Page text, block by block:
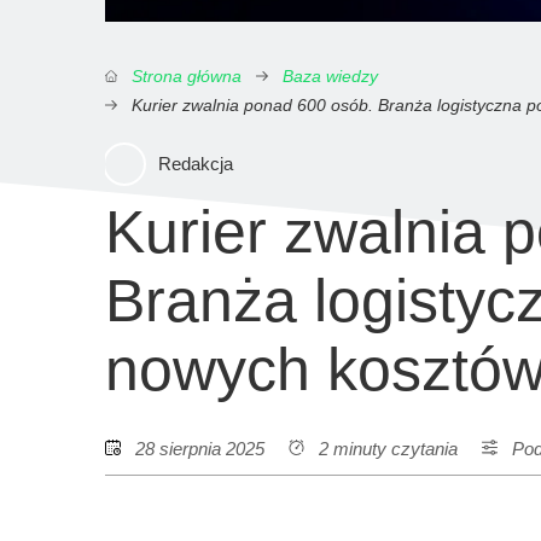
Strona główna
Baza wiedzy
Kurier zwalnia ponad 600 osób. Branża logistyczna
Redakcja
Kurier zwalnia
Branża
nowych
28 sierpnia 2025 2 minuty czytania